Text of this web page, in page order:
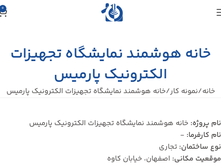
0
خانه هوشمند نمایشگاه تجهیزات
الکترونیک پارمیس
خانه نمونه کار خانه هوشمند نمایشگاه تجهیزات الکترونیک پارمیس
نام پروژه: خانه هوشمند نمایشگاه تجهیزات الکترونیک پارمیس
نام کارفرما: -
نوع ساختمان: تجاری
موقعیت مکانی: اصفهان، خیابان کاوه